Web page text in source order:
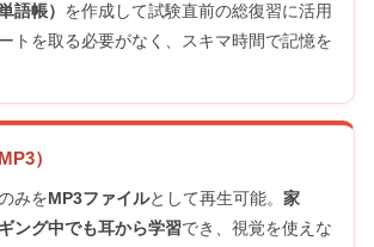
語帳） を作成して試験直前の総復習に活用
トを取る必要がなく、スキマ時間で記憶を
）
みをMP3ファイルとして再生可能。 家
ング中でも耳から学習でき、視覚を使えな